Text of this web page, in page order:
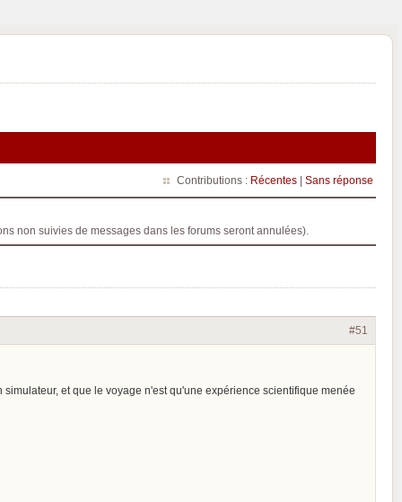
Contributions : Récentes | Sans réponse
non suivies de messages dans les forums seront annulées).
#51
et que le voyage n'est qu'une expérience scientifique menée